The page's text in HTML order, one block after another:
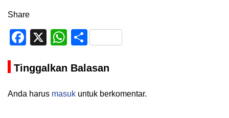
Share
Facebook
X WhatsApp
Share
Tinggalkan Balasan
Anda harus masuk untuk berkomentar.